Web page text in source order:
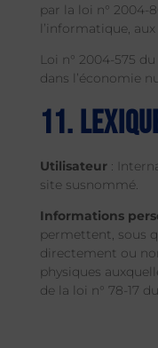
par la loi n° 2004-
l’informatique,
Loi n° 2004-575
dans l’économie
11.
Utilisateur :
site susnommé.
Informations
permettent, sous
directement ou
physiques
de la loi n° 78-17